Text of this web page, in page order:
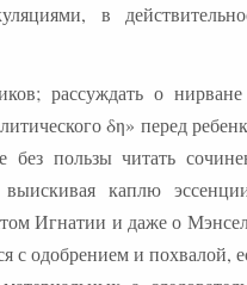
в
рассуждать о
δη» перед
пользы читать
выискивая каплю
Игнатии и даже о
с одобрением и похвалой,